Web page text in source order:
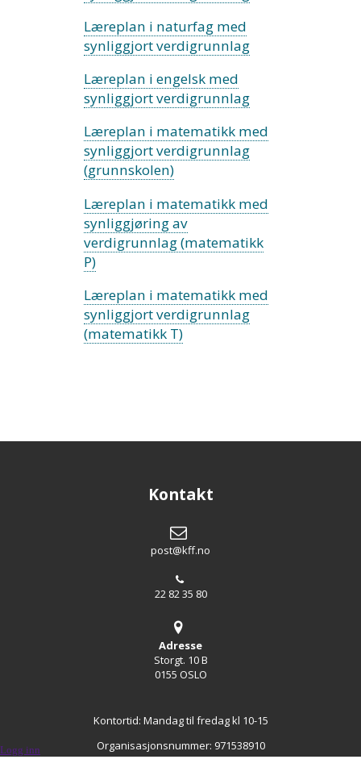
Læreplan i naturfag med
synliggjort verdigrunnlag
Læreplan i engelsk med
synliggjort verdigrunnlag
Læreplan i matematikk med
synliggjort verdigrunnlag
(grunnskolen)
Læreplan i matematikk med
synliggjøring av
verdigrunnlag (matematikk
P)
Læreplan i matematikk med
synliggjort verdigrunnlag
(matematikk T)
Kontakt
post@kff.no
22 82 35 80
Adresse
Storgt. 10 B
0155 OSLO
Kontortid: Mandag til fredag kl 10-15
Organisasjonsnummer: 971538910
Logg inn